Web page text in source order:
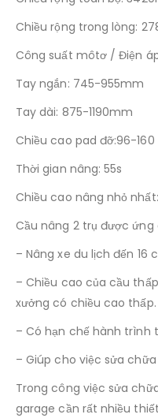
Chiều rộng trong lòng:
Công suất môtơ / Điện
Tay ngắn: 745-955mm
Tay dài: 875-1190mm
Chiều cao pad đỡ:96-
Thời gian nâng: 55s
Chiều cao nâng nhỏ
Cầu nâng 2 trụ được ứng
– Nâng xe du lịch đến 16
– Chiều cao của cầu
xưởng có chiều cao thấp.
– Có hạn chế hành trình
– Giúp cho việc sửa
Trong công việc sửa
garage cần rất nhiều